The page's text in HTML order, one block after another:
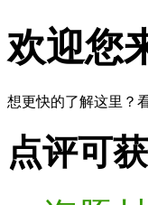
欢迎您
想更快的了解这里？
点评可